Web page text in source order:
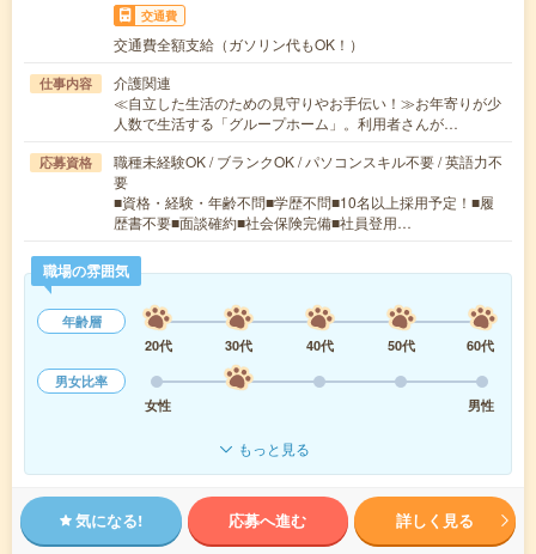
交通費
交通費全額支給（ガソリン代もOK！）
仕事内容
介護関連
≪自立した生活のための見守りやお手伝い！≫お年寄りが少
人数で生活する「グループホーム」。利用者さんが…
応募資格
職種未経験OK / ブランクOK / パソコンスキル不要 / 英語力不
要
■資格・経験・年齢不問■学歴不問■10名以上採用予定！■履
歴書不要■面談確約■社会保険完備■社員登用…
職場の雰囲気
年齢層
20代
30代 40代 50代
60代
男女比率
女性
男性
もっと見る
気になる! 応募へ進む 詳しく見る